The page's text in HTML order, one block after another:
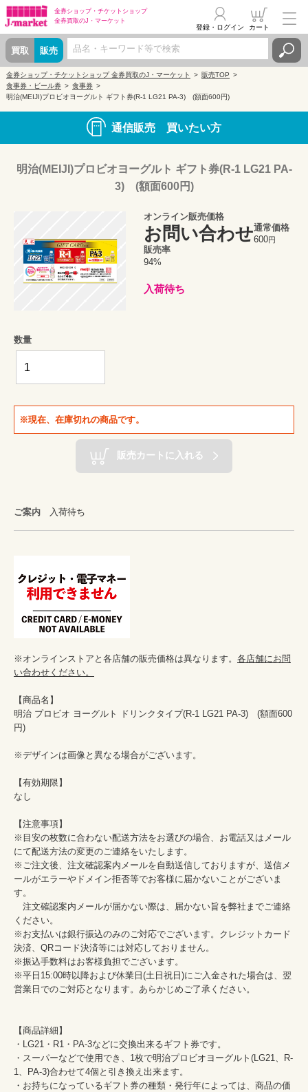
金券ショップ・ チケットショップ
金券買取のJ・マーケット
買取 販売
登録・ログイン カート
金券ショップ・チケットショップ 金券買取のJ・マーケット
販売TOP
食事券・ビール券
食事券
明治(MEIJI)プロビオヨーグルト ギフト券(R-1 LG21 PA-3) (額面600円)
通信販売 買いたい方
明治(MEIJI)プロビオヨーグルト ギフト券(R-1 LG21 PA-
3) (額面600円)
オンライン販売価格
お問い合わせ通常価格
600円
販売率
94%
入荷待ち
数量
※現在、在庫切れの商品です。
販売カートに入れる
ご案内 入荷待ち
※オンラインストアと各店舗の販売価格は異なります。 各店舗にお問
い合わせください。
【商品名】
明治 プロビオ ヨーグルト ドリンクタイプ(R-1 LG21 PA-3)　(額面600
円)
※デザインは画像と異なる場合がございます。
【有効期限】
なし
【注意事項】
※目安の枚数に合わない配送方法をお選びの場合、お電話又はメール
にて配送方法の変更のご連絡をいたします。
※ご注文後、注文確認案内メールを自動送信しておりますが、送信メ
ールがエラーやドメイン拒否等でお客様に届かないことがございま
す。
注文確認案内メールが届かない際は、届かない旨を弊社までご連絡
ください。
※お支払いは銀行振込のみのご対応でございます。クレジットカード
決済、QRコード決済等には対応しておりません。
※振込手数料はお客様負担でございます。
※平日15:00時以降および休業日(土日祝日)にご入金された場合は、翌
営業日でのご対応となります。あらかじめご了承ください。
【商品詳細】
・LG21・R1・PA-3などに交換出来るギフト券です。
・スーパーなどで使用でき、1枚で明治プロビオヨーグルト(LG21、R-
1、PA‐3)合わせて4個と引き換え出来ます。
・お持ちになっているギフト券の種類・発行年によっては、商品の価